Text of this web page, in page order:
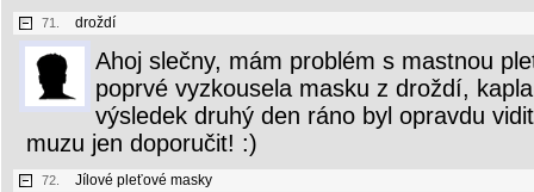
71. droždí
Ahoj slečny, mám problém s mastnou
poprvé vyzkousela masku z droždí,
výsledek druhý den ráno byl opravdu
muzu jen doporučit! :)
72. Jílové pleťové masky